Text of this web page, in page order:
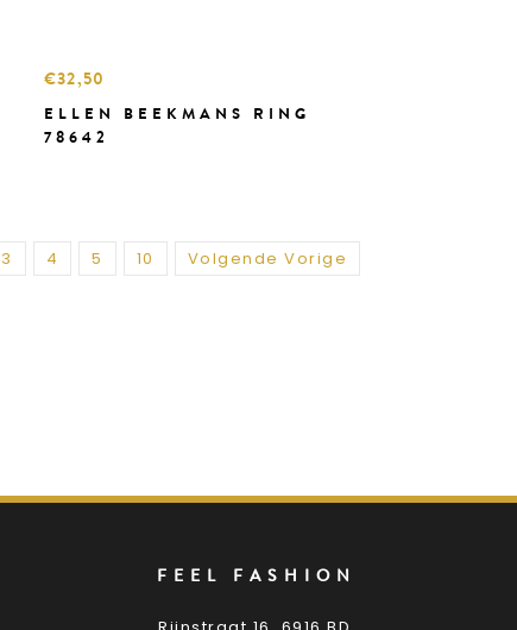
€32,50
ELLEN BEEKMANS RING
78642
3 4 5 10 Volgende Vorige
FEEL FASHION